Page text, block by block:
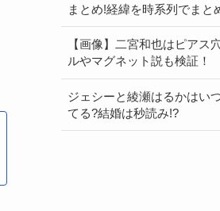
まとめ!経緯を時系列でまと
【画像】二宮和也はピアス
ルやマグネット説も検証！
ジェシーと綾瀬はるかはい
てる?結婚は秒読み!?